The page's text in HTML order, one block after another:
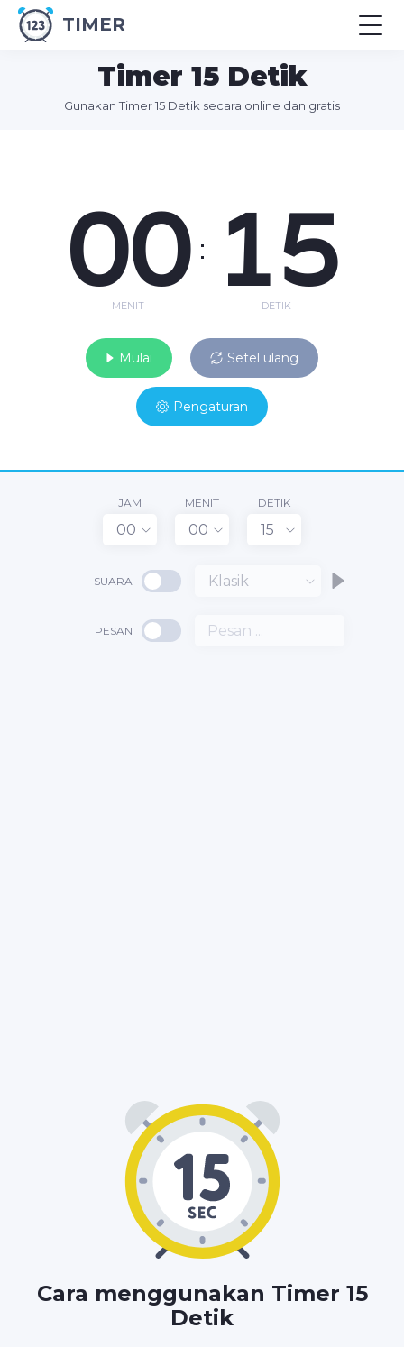
TIMER
Timer 15 Detik
Gunakan Timer 15 Detik secara online dan gratis
00
MENIT
: 15
DETIK
Mulai Setel ulang
Pengaturan
JAM
00
MENIT
00
DETIK
15
SUARA Klasik
PESAN
Cara menggunakan Timer 15
Detik
00 : 15